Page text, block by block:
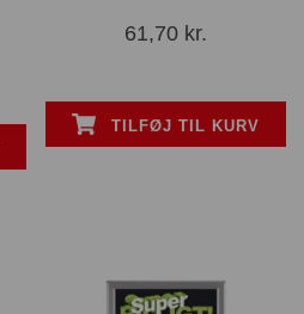
61,70 kr.
TILFØJ TIL KURV